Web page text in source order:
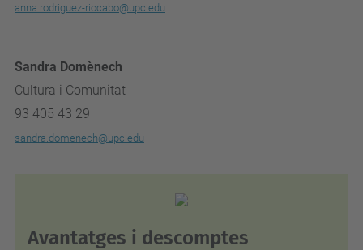
anna.rodriguez-riocabo@upc.edu
Sandra Domènech
Cultura i Comunitat
93 405 43 29
sandra.domenech@upc.edu
Avantatges i descomptes